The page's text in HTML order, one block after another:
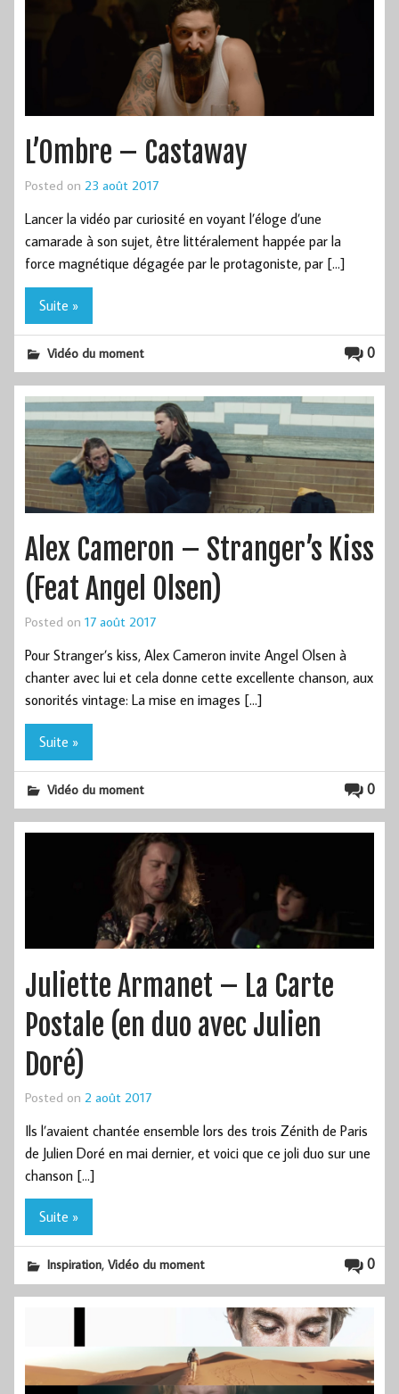
L’Ombre – Castaway
Posted on 23 août 2017
Lancer la vidéo par curiosité en voyant l’éloge d’une
camarade à son sujet, être littéralement happée par la
force magnétique dégagée par le protagoniste, par […]
Suite »
0
Vidéo du moment
Alex Cameron – Stranger’s Kiss
(Feat Angel Olsen)
Posted on 17 août 2017
Pour Stranger’s kiss, Alex Cameron invite Angel Olsen à
chanter avec lui et cela donne cette excellente chanson, aux
sonorités vintage: La mise en images […]
Suite »
0
Vidéo du moment
Juliette Armanet – La Carte
Postale (en duo avec Julien
Doré)
Posted on 2 août 2017
Ils l’avaient chantée ensemble lors des trois Zénith de Paris
de Julien Doré en mai dernier, et voici que ce joli duo sur une
chanson […]
Suite »
0
Inspiration,Vidéo du moment